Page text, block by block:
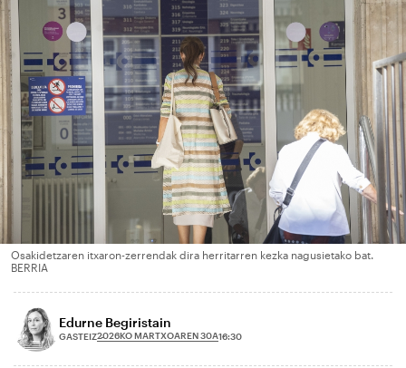
Osakidetzaren itxaron-zerrendak dira herritarren kezka nagusietako bat.
BERRIA
Edurne Begiristain
GASTEIZ2026KO MARTXOAREN 30A16:30